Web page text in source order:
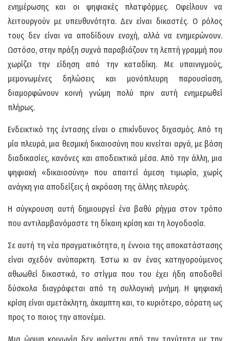
ενημέρωσης και οι ψηφιακές πλατφόρμες. Οφείλουν να
λειτουργούν με υπευθυνότητα. Δεν είναι δικαστές. Ο ρόλος
τους δεν είναι να αποδίδουν ενοχή, αλλά να ενημερώνουν.
Ωστόσο, στην πράξη συχνά παραβιάζουν τη λεπτή γραμμή που
χωρίζει την είδηση από την καταδίκη. Με υπαινιγμούς,
μεμονωμένες δηλώσεις και μονόπλευρη παρουσίαση,
διαμορφώνουν κοινή γνώμη πολύ πριν αυτή ενημερωθεί
πλήρως.
Ενδεικτικό της έντασης είναι ο επικίνδυνος διχασμός. Από τη
μία πλευρά, μια θεσμική δικαιοσύνη που κινείται αργά, με βάση
διαδικασίες, κανόνες και αποδεικτικά μέσα. Από την άλλη, μια
ψηφιακή «δικαιοσύνη» που απαιτεί άμεση τιμωρία, χωρίς
ανάγκη για αποδείξεις ή ακρόαση της άλλης πλευράς.
Η σύγκρουση αυτή δημιουργεί ένα βαθύ ρήγμα στον τρόπο
που αντιλαμβανόμαστε τη δίκαιη κρίση και τη λογοδοσία.
Σε αυτή τη νέα πραγματικότητα, η έννοια της αποκατάστασης
είναι σχεδόν ανύπαρκτη. Έστω κι αν ένας κατηγορούμενος
αθωωθεί δικαστικά, το στίγμα που του έχει ήδη αποδοθεί
δύσκολα διαγράφεται από τη συλλογική μνήμη. Η ψηφιακή
κρίση είναι αμετάκλητη, άκαμπτη και, το κυριότερο, αόρατη ως
προς το ποιος την απονέμει.